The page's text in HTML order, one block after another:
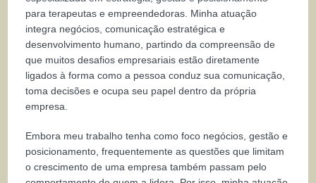
para terapeutas e empreendedoras. Minha atuação
integra negócios, comunicação estratégica e
desenvolvimento humano, partindo da compreensão de
que muitos desafios empresariais estão diretamente
ligados à forma como a pessoa conduz sua comunicação,
toma decisões e ocupa seu papel dentro da própria
empresa.
Embora meu trabalho tenha como foco negócios, gestão e
posicionamento, frequentemente as questões que limitam
o crescimento de uma empresa também passam pelo